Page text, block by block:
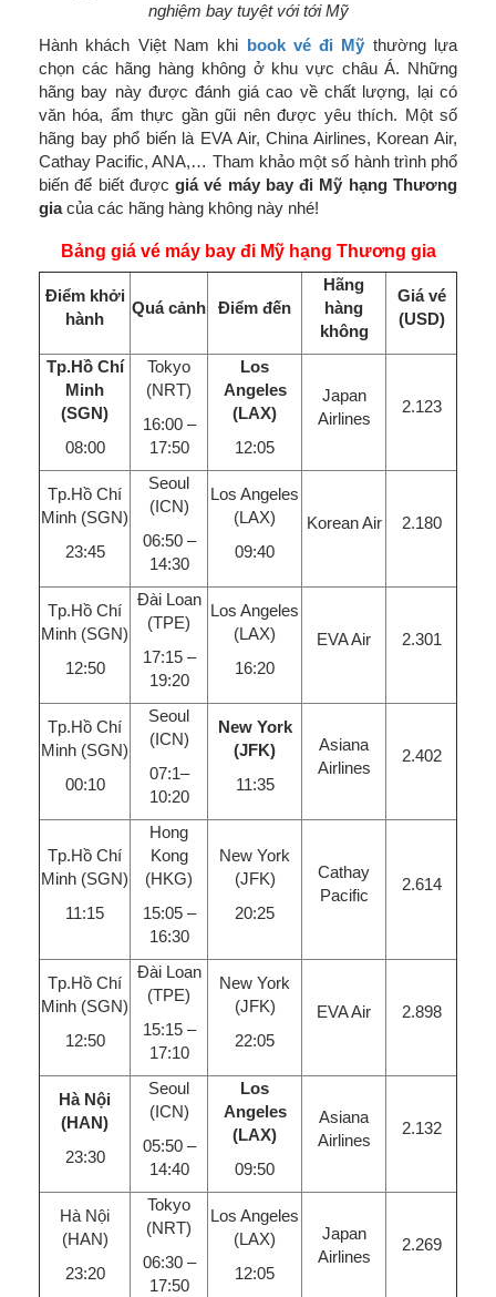
nghiệm bay tuyệt với tới Mỹ
Hành khách Việt Nam khi book vé đi Mỹ thường lựa
chọn các hãng hàng không ở khu vực châu Á. Những
hãng bay này được đánh giá cao về chất lượng, lại có
văn hóa, ẩm thực gần gũi nên được yêu thích. Một số
hãng bay phổ biến là EVA Air, China Airlines, Korean Air,
Cathay Pacific, ANA,… Tham khảo một số hành trình phổ
biến để biết đượcgiá vé máy bay đi Mỹ hạng Thương
giacủa các hãng hàng không này nhé!
Bảng giá vé máy bay đi Mỹ hạng Thương gia
Điểm khởi
hành
Quá cảnh Điểm đến
Hãng
hàng
không
Giá vé
(USD)
Tp.Hồ Chí
Minh
(SGN)
08:00
Tokyo
(NRT)
16:00 –
17:50
Los
Angeles
(LAX)
12:05
Japan
Airlines
2.123
Tp.Hồ Chí
Minh (SGN)
23:45
Seoul
(ICN)
06:50 –
14:30
Los Angeles
(LAX)
09:40
Korean Air 2.180
Tp.Hồ Chí
Minh (SGN)
12:50
Đài Loan
(TPE)
17:15 –
19:20
Los Angeles
(LAX)
16:20
EVA Air 2.301
Tp.Hồ Chí
Minh (SGN)
00:10
Seoul
(ICN)
07:1–
10:20
New York
(JFK)
11:35
Asiana
Airlines
2.402
Tp.Hồ Chí
Minh (SGN)
11:15
Hong
Kong
(HKG)
15:05 –
16:30
New York
(JFK)
20:25
Cathay
Pacific
2.614
Tp.Hồ Chí
Minh (SGN)
12:50
Đài Loan
(TPE)
15:15 –
17:10
New York
(JFK)
22:05
EVA Air 2.898
Hà Nội
(HAN)
23:30
Seoul
(ICN)
05:50 –
14:40
Los
Angeles
(LAX)
09:50
Asiana
Airlines
2.132
Hà Nội
(HAN)
23:20
Tokyo
(NRT)
06:30 –
17:50
Los Angeles
(LAX)
12:05
Japan
Airlines
2.269